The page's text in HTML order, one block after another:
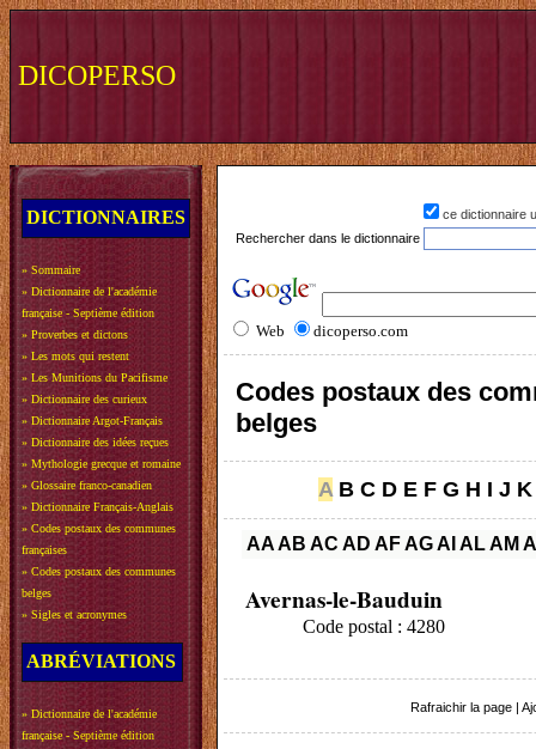
DICOPERSO
DICTIONNAIRES
» Sommaire
» Dictionnaire de l'académie
française - Septième édition
» Proverbes et dictons
» Les mots qui restent
» Les Munitions du Pacifisme
» Dictionnaire des curieux
» Dictionnaire Argot-Français
» Dictionnaire des idées reçues
» Mythologie grecque et romaine
» Glossaire franco-canadien
» Dictionnaire Français-Anglais
» Codes postaux des communes
françaises
» Codes postaux des communes
belges
» Sigles et acronymes
ABRÉVIATIONS
» Dictionnaire de l'académie
française - Septième édition
ce dictionnaire
Rechercher dans le dictionnaire
Web dicoperso.com
Codes postaux des
belges
A B C D E F G H I J K
AAAB AC AD AFAGAI ALAM
Avernas-le-Bauduin
Code postal : 4280
Rafraichir la page